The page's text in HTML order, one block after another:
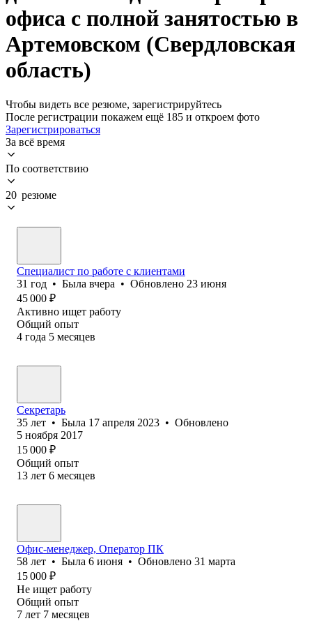
офиса с полной занятостью в
Артемовском (Свердловская
область)
Чтобы видеть все резюме, зарегистрируйтесь
После регистрации покажем ещё 185 и откроем фото
Зарегистрироваться
За всё время
По соответствию
20 резюме
Специалист по работе с клиентами
31 год • Была вчера • Обновлено 23 июня
45 000 ₽
Активно ищет работу
Общий опыт
4 года 5 месяцев
Секретарь
35 лет • Была 17 апреля 2023 • Обновлено
5 ноября 2017
15 000 ₽
Общий опыт
13 лет 6 месяцев
Офис-менеджер, Оператор ПК
58 лет • Была 6 июня • Обновлено 31 марта
15 000 ₽
Не ищет работу
Общий опыт
7 лет 7 месяцев